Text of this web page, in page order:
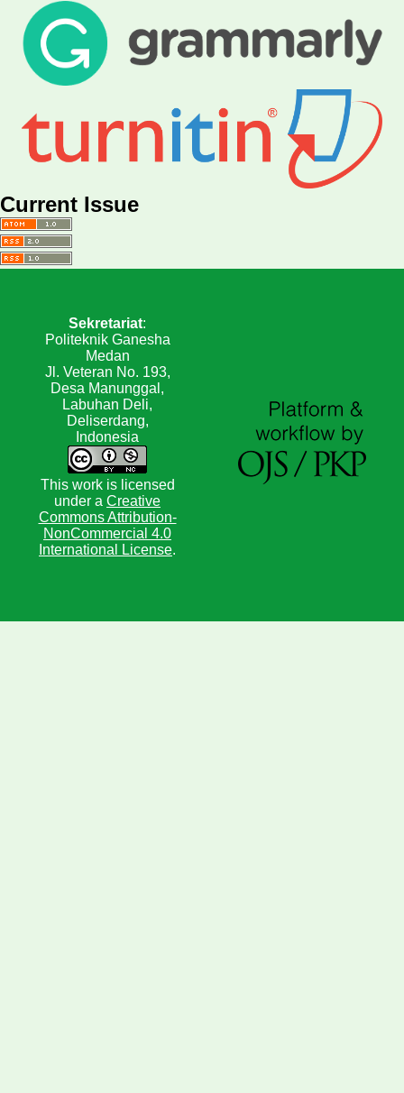
Current Issue
Sekretariat:
Politeknik Ganesha
Medan
Jl. Veteran No. 193,
Desa Manunggal,
Labuhan Deli,
Deliserdang,
Indonesia
This work is licensed
under a Creative
Commons Attribution-
NonCommercial 4.0
International License.